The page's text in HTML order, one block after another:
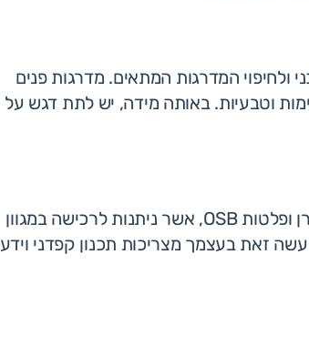
ולחיפוי המדרגות המתאים. מדרגות פנים
וטבעיות. באותה מידה, יש לתת דגש על
בעלי יכולות טכניות יכולים לבחור בבניית מדרגות עץ בעזרת פלטות עץ אורן ופלטות OSB, אשר ניתנות לרכישה במגוון
וגן שנבנו בשיטת עשה זאת בעצמך מצריכות תכנון קפדני וידע